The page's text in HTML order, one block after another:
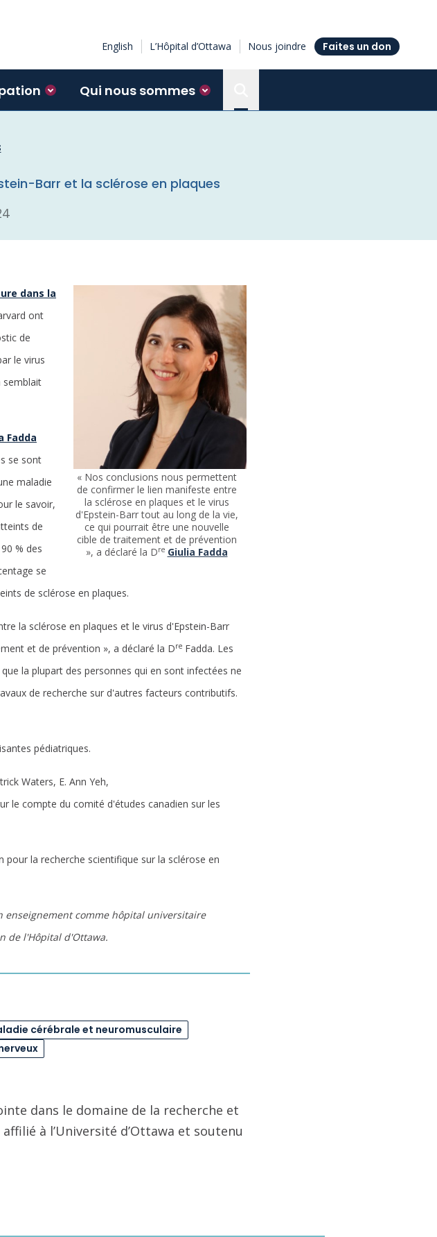
English L’Hôpital d’Ottawa Nous joindre Faites un don
Qui nous sommes
Barr et la sclérose en plaques
« Nos conclusions nous permettent
de confirmer le lien manifeste entre
la sclérose en plaques et le virus
d'Epstein-Barr tout au long de la vie,
ce qui pourrait être une nouvelle
cible de traitement et de prévention
», a déclaré la Dre Giulia Fadda
dans la
ont
de
le virus
semblait
Fadda
se sont
maladie
le savoir,
de
% des
se
de sclérose en plaques.
la sclérose en plaques et le virus d'Epstein-Barr
et de prévention », a déclaré la Dre Fadda. Les
la plupart des personnes qui en sont infectées ne
de recherche sur d'autres facteurs contributifs.
pédiatriques.
Waters, E. Ann Yeh,
le compte du comité d'études canadien sur les
la recherche scientifique sur la sclérose en
enseignement comme hôpital universitaire
de l'Hôpital d'Ottawa.
cérébrale et neuromusculaire
dans le domaine de la recherche et
à l’Université d’Ottawa et soutenu